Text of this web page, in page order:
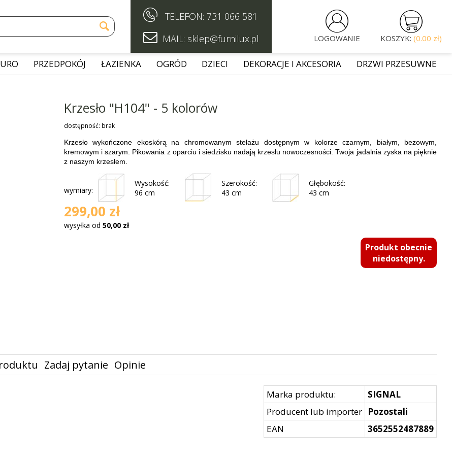
Krzesło "H104" - 5 kolorów
dostępność: brak
Krzesło wykończone ekoskórą na chromowanym stelażu dostępnym w kolorze czarnym, białym, bezowym,
kremowym i szarym. Pikowania z oparciu i siedzisku nadają krzesłu nowoczesności. Twoja jadalnia zyska na pięknie
z naszym krzesłem.
wymiary:
Wysokość:
96 cm
Szerokość:
43 cm
Głębokość:
43 cm
299,00 zł
wysyłka od 50,00 zł
Produkt obecnie
niedostępny.
Zadaj pytanie Opinie
Marka produktu:
SIGNAL
Producent lub importer Pozostali
EAN
3652552487889

 TELEFON:731 066 581
 MAIL: sklep@furnilux.pl

LOGOWANIE

KOSZYK: (0.00 zł)
PRZEDPOKÓJ ŁAZIENKA OGRÓD DZIECI DEKORACJE I AKCESORIA DRZWI PRZESUWNE